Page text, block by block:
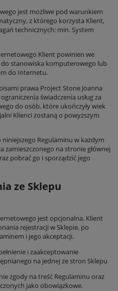
jest możliwe pod warunkiem
z którego korzysta Klient,
technicznych: min. System
Klient powinien we
do stanowiska komputerowego lub
do Internetu.
prawa Project Stone Joanna
świadczenia usług za
do osób, które ukończyły wiek
Klienci zostaną o powyższym
Regulaminu w każdym
zamieszczonego na stronie głównej
pobrać go i sporządzić jego
ze Sklepu
jest opcjonalna. Klient
rejestracji w Sklepie, po
i jego akceptacji.
i zaakceptowanie
na jednej ze stron Sklepu
zgody na treść Regulaminu oraz
jako obowiązkowe.